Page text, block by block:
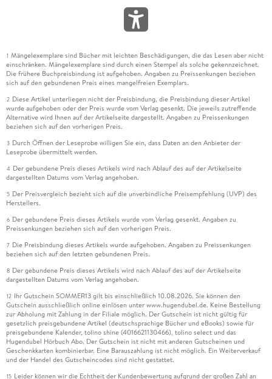
1 Mängelexemplare sind Bücher mit leichten Beschädigungen, die das Lesen aber nicht
einschränken. Mängelexemplare sind durch einen Stempel als solche gekennzeichnet.
Die frühere Buchpreisbindung ist aufgehoben. Angaben zu Preissenkungen beziehen
sich auf den gebundenen Preis eines mangelfreien Exemplars.
2 Diese Artikel unterliegen nicht der Preisbindung, die Preisbindung dieser Artikel
wurde aufgehoben oder der Preis wurde vom Verlag gesenkt. Die jeweils zutreffende
Alternative wird Ihnen auf der Artikelseite dargestellt. Angaben zu Preissenkungen
beziehen sich auf den vorherigen Preis.
3 Durch Öffnen der Leseprobe willigen Sie ein, dass Daten an den Anbieter der
Leseprobe übermittelt werden.
4 Der gebundene Preis dieses Artikels wird nach Ablauf des auf der Artikelseite
dargestellten Datums vom Verlag angehoben.
5 Der Preisvergleich bezieht sich auf die unverbindliche Preisempfehlung (UVP) des
Herstellers.
6 Der gebundene Preis dieses Artikels wurde vom Verlag gesenkt. Angaben zu
Preissenkungen beziehen sich auf den vorherigen Preis.
7 Die Preisbindung dieses Artikels wurde aufgehoben. Angaben zu Preissenkungen
beziehen sich auf den letzten gebundenen Preis.
8 Der gebundene Preis dieses Artikels wird nach Ablauf des auf der Artikelseite
dargestellten Datums vom Verlag angehoben.
12 Ihr Gutschein SOMMER13 gilt bis einschließlich 10.08.2026. Sie können den
Gutschein ausschließlich online einlösen unter www.hugendubel.de. Keine Bestellung
zur Abholung mit Zahlung in der Filiale möglich. Der Gutschein ist nicht gültig für
gesetzlich preisgebundene Artikel (deutschsprachige Bücher und eBooks) sowie für
preisgebundene Kalender, tolino shine (4016621130466), tolino select und das
Hugendubel Hörbuch Abo. Der Gutschein ist nicht mit anderen Gutscheinen und
Geschenkkarten kombinierbar. Eine Barauszahlung ist nicht möglich. Ein Weiterverkauf
und der Handel des Gutscheincodes sind nicht gestattet.
15 Leider können wir die Echtheit der Kundenbewertung aufgrund der großen Zahl an